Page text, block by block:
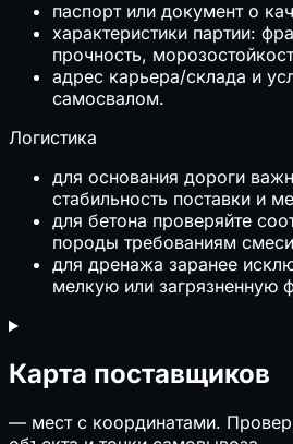
паспорт или документ о
характеристики партии:
прочность,
адрес карьера/склада и
самосвалом.
Логистика
для основания дороги
стабильность поставки и
для бетона проверяйте
породы требованиям
для дренажа заранее
мелкую или загрязненную
Карта поставщиков
— мест с координатами.